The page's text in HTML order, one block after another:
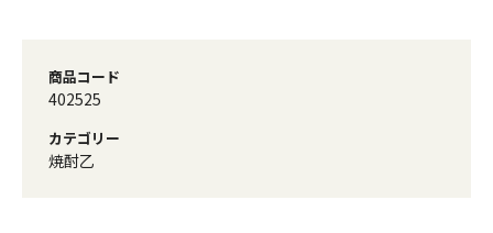
商品コード
402525
カテゴリー
焼酎乙